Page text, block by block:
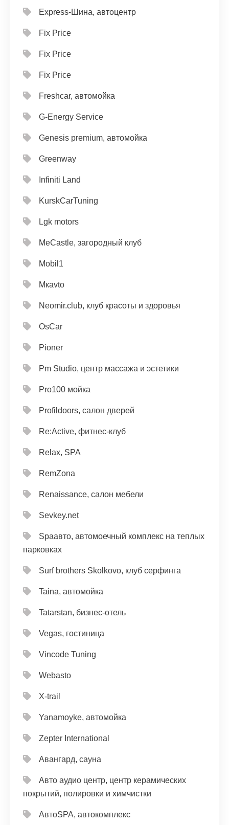
Express-Шина, автоцентр
Fix Price
Fix Price
Fix Price
Freshcar, автомойка
G-Energy Service
Genesis premium, автомойка
Greenway
Infiniti Land
KurskCarTuning
Lgk motors
MeCastle, загородный клуб
Mobil1
Mкavto
Neomir.club, клуб красоты и здоровья
OsCar
Pioner
Pm Studio, центр массажа и эстетики
Pro100 мойка
Profildoors, салон дверей
Re:Active, фитнес-клуб
Relax, SPA
RemZona
Renaissance, салон мебели
Sevkey.net
Spaавто, автомоечный комплекс на теплых
парковках
Surf brothers Skolkovo, клуб серфинга
Taina, автомойка
Tatarstan, бизнес-отель
Vegas, гостиница
Vincode Tuning
Webasto
X-trail
Yanamoyke, автомойка
Zepter International
Авангард, сауна
Авто аудио центр, центр керамических
покрытий, полировки и химчистки
АвтоSPA, автокомплекс